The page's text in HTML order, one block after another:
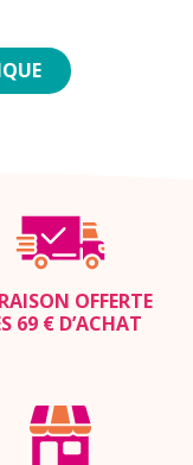
OFFERTE
69 € D’ACHAT